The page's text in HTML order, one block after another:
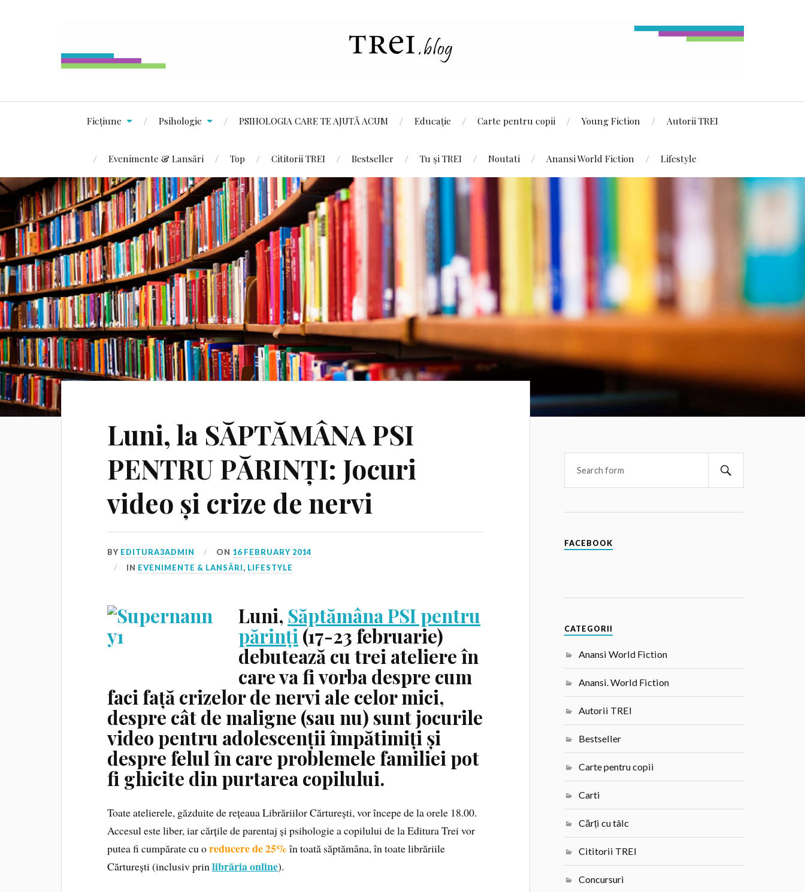
Ficțiune Psihologie PSIHOLOGIA CARE TE AJUTĂ ACUM Educație Carte pentru copii Young Fiction Autorii TREI
Evenimente & Lansări Top Cititorii TREI Bestseller Tu și TREI Noutati Anansi World Fiction Lifestyle
Luni, la SĂPTĂMÂNA PSI
PENTRU PĂRINȚI: Jocuri
video și crize de nervi
BY EDITURA3ADMIN ON 16 FEBRUARY 2014
IN EVENIMENTE & LANSĂRI, LIFESTYLE
Luni, Săptămâna PSI pentru
părinți (17-23 februarie)
debutează cu trei ateliere în
care va fi vorba despre cum
faci față crizelor de nervi ale celor mici,
despre cât de maligne (sau nu) sunt jocurile
video pentru adolescenții împătimiți și
despre felul în care problemele familiei pot
fi ghicite din purtarea copilului.
Toate atelierele, găzduite de rețeaua Librăriilor Cărturești, vor începe de la orele 18.00.
Accesul este liber, iar cărțile de parentaj și psihologie a copilului de la Editura Trei vor
putea fi cumpărate cu oreducere de 25% în toată săptămâna, în toate librăriile
Cărturești (inclusiv prinlibrăria online).
FACEBOOK
CATEGORII
Anansi World Fiction
Anansi. World Fiction
Autorii TREI
Bestseller
Carte pentru copii
Carti
Cărți cu tâlc
Cititorii TREI
Concursuri